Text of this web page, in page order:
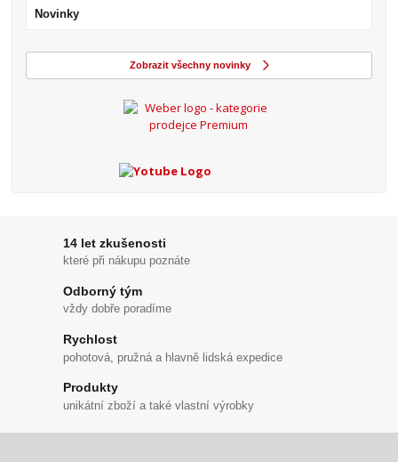
Novinky
Zobrazit všechny novinky
14 let zkušenosti
které při nákupu poznáte
Odborný tým
vždy dobře poradíme
Rychlost
pohotová, pružná a hlavně lidská expedice
Produkty
unikátní zboží a také vlastní výrobky